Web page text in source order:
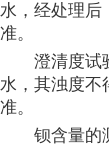
水，经处理后
准。
澄清度试
水，其浊度不
准。
钡含量的